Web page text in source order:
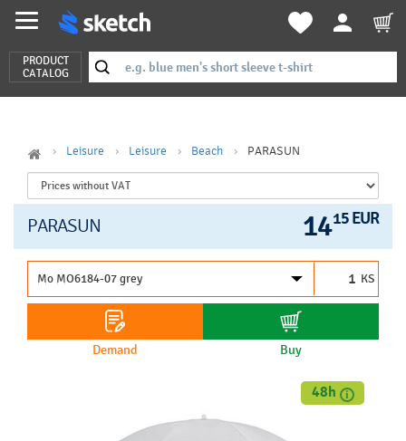
PRODUCT
CATALOG
Leisure Leisure Beach PARASUN
PARASUN 1415 EUR
KS
Demand Buy
48h